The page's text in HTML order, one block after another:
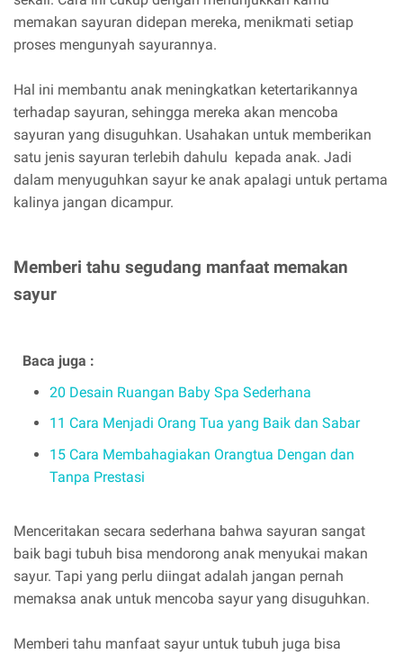
memakan sayuran didepan mereka, menikmati setiap
proses mengunyah sayurannya.
Hal ini membantu anak meningkatkan ketertarikannya
terhadap sayuran, sehingga mereka akan mencoba
sayuran yang disuguhkan. Usahakan untuk memberikan
satu jenis sayuran terlebih dahulu kepada anak. Jadi
dalam menyuguhkan sayur ke anak apalagi untuk pertama
kalinya jangan dicampur.
Memberi tahu segudang manfaat memakan
sayur
Baca juga :
20 Desain Ruangan Baby Spa Sederhana
11 Cara Menjadi Orang Tua yang Baik dan Sabar
15 Cara Membahagiakan Orangtua Dengan dan
Tanpa Prestasi
Menceritakan secara sederhana bahwa sayuran sangat
baik bagi tubuh bisa mendorong anak menyukai makan
sayur. Tapi yang perlu diingat adalah jangan pernah
memaksa anak untuk mencoba sayur yang disuguhkan.
Memberi tahu manfaat sayur untuk tubuh juga bisa